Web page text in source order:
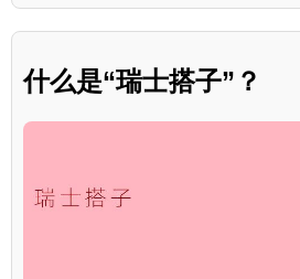
什么是“瑞士搭子”？